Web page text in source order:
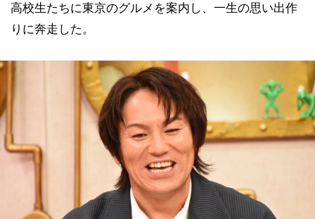
高校生たちに東京のグルメを案内し、一生の思い出作
りに奔走した。